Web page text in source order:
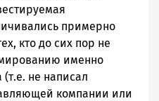
примерно
кто до сих пор не
именно
(т.е. не написал
компании или